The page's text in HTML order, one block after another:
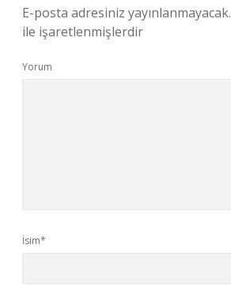
E-posta adresiniz yayınlanmayacak.
ile işaretlenmişlerdir
Yorum
İsim*